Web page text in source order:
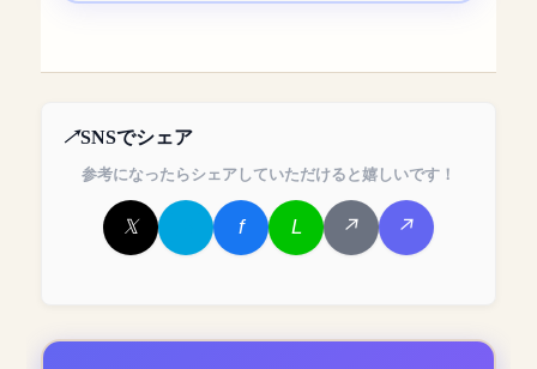
SNSでシェア
参考になったらシェアしていただけると嬉しいです！